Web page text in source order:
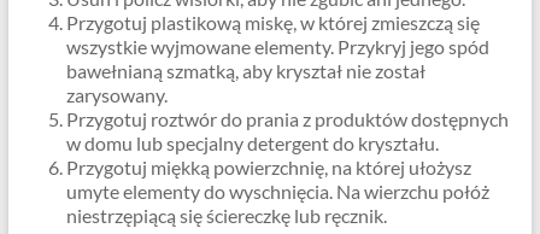
Przygotuj plastikową miskę, w której zmieszczą się
wszystkie wyjmowane elementy. Przykryj jego spód
bawełnianą szmatką, aby kryształ nie został
zarysowany.
Przygotuj roztwór do prania z produktów dostępnych
w domu lub specjalny detergent do kryształu.
Przygotuj miękką powierzchnię, na której ułożysz
umyte elementy do wyschnięcia. Na wierzchu połóż
niestrzępiącą się ściereczkę lub ręcznik.